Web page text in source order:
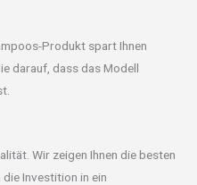
Produkt spart Ihnen
darauf, dass das Modell
Wir zeigen Ihnen die besten
Investition in ein